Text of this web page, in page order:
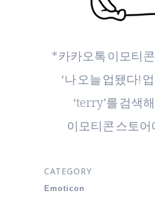
* 카카오톡 이모티
‘나 오늘 업됐다!
‘terry’를 검색
이모티콘 스토어
CATEGORY
Emoticon